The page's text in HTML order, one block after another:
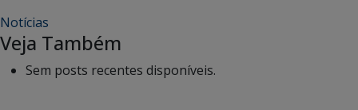
Notícias
Veja Também
Sem posts recentes disponíveis.